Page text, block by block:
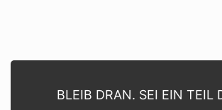
BLEIB DRAN. SEI EIN TEIL